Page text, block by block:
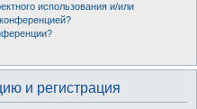
использования и/или
и регистрация